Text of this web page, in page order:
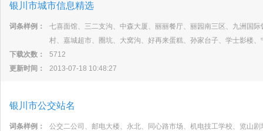
银川市城市信息精选
词条样例：
七喜面馆、三二支沟、中森大厦、丽丽餐厅、丽园南三区、九洲国
村、嘉城超市、圈坑、大窝沟、好再来蛋糕、孙家台子、学士影楼、
下载次数：
5712
更新时间：
2013-07-18 10:48:27
银川市公交站名
词条样例：
公交二公司、邮电大楼、永北、同心路市场、机电技工学校、览山